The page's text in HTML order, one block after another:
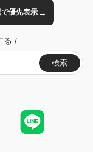
優先表示→
る /
検索